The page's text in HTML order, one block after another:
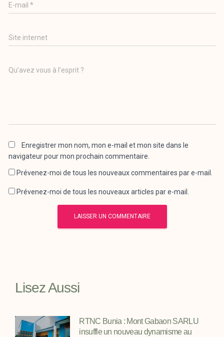
E-mail*
Site internet
Qu’avez vous à l’esprit ?
Enregistrer mon nom, mon e-mail et mon site dans le
navigateur pour mon prochain commentaire.
Prévenez-moi de tous les nouveaux commentaires par e-mail.
Prévenez-moi de tous les nouveaux articles par e-mail.
Lisez Aussi
RTNC Bunia : Mont Gabaon SARLU
insuffle un nouveau dynamisme au